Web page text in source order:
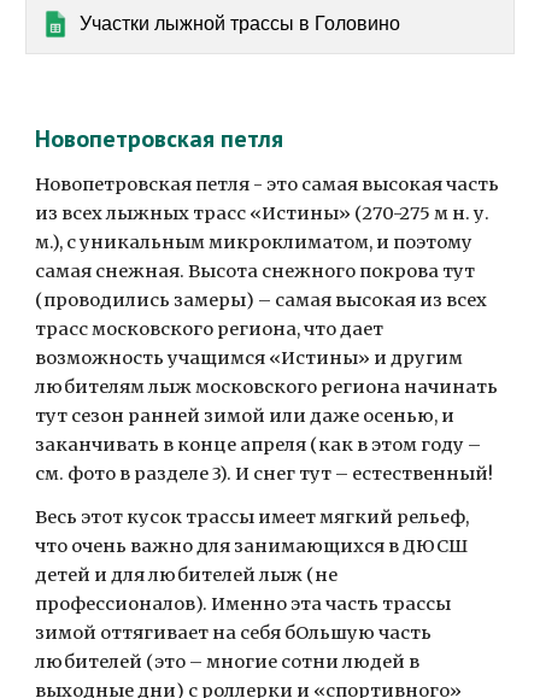
Участки лыжной трассы в Головино
Новопетровская петля
Новопетровская петля - это самая высокая часть
из всех лыжных трасс «Истины» (270-275 м н. у.
м.), с уникальным микроклиматом, и поэтому
самая снежная. Высота снежного покрова тут
(проводились замеры) – самая высокая из всех
трасс московского региона, что дает
возможность учащимся «Истины» и другим
любителям лыж московского региона начинать
тут сезон ранней зимой или даже осенью, и
заканчивать в конце апреля (как в этом году –
см. фото в разделе 3). И снег тут – естественный!
Весь этот кусок трассы имеет мягкий рельеф,
что очень важно для занимающихся в ДЮСШ
детей и для любителей лыж (не
профессионалов). Именно эта часть трассы
зимой оттягивает на себя бОльшую часть
любителей (это – многие сотни людей в
выходные дни) с роллерки и «спортивного»